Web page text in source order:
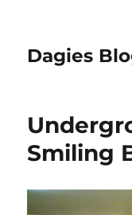
Dagies
Smiling